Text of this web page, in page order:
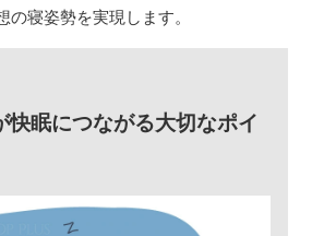
寝姿勢を実現します。
快眠につながる大切なポイ